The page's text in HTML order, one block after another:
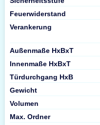
Feuerwiderstand
Verankerung
Außenmaße HxBxT
Innenmaße HxBxT
Türdurchgang HxB
Gewicht
Volumen
Max. Ordner